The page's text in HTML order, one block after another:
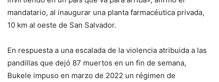
mandatario, al inaugurar una planta farmacéutica privada,
10 km al oeste de San Salvador.
En respuesta a una escalada de la violencia atribuida a las
pandillas que dejó 87 muertos en un fin de semana,
Bukele impuso en marzo de 2022 un régimen de